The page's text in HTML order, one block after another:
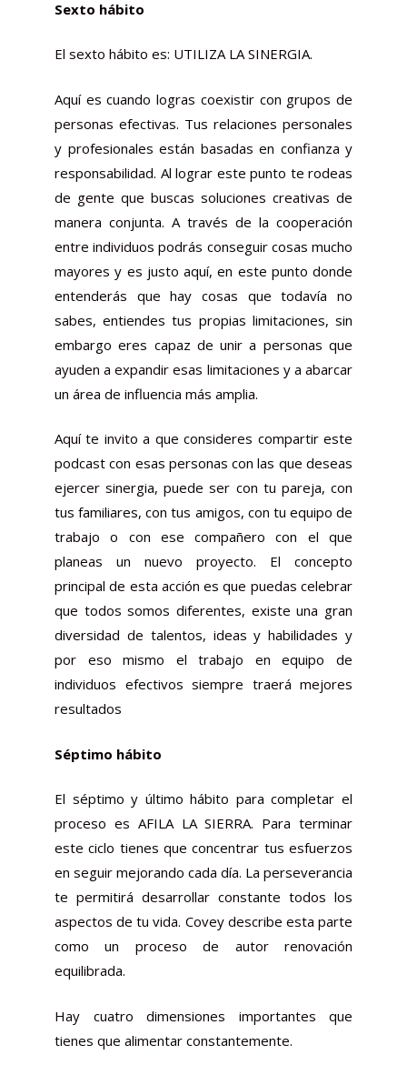
Sexto hábito
El sexto hábito es: UTILIZA LA SINERGIA.
Aquí es cuando logras coexistir con grupos de
personas efectivas. Tus relaciones personales
y profesionales están basadas en confianza y
responsabilidad. Al lograr este punto te rodeas
de gente que buscas soluciones creativas de
manera conjunta. A través de la cooperación
entre individuos podrás conseguir cosas mucho
mayores y es justo aquí, en este punto donde
entenderás que hay cosas que todavía no
sabes, entiendes tus propias limitaciones, sin
embargo eres capaz de unir a personas que
ayuden a expandir esas limitaciones y a abarcar
un área de influencia más amplia.
Aquí te invito a que consideres compartir este
podcast con esas personas con las que deseas
ejercer sinergia, puede ser con tu pareja, con
tus familiares, con tus amigos, con tu equipo de
trabajo o con ese compañero con el que
planeas un nuevo proyecto. El concepto
principal de esta acción es que puedas celebrar
que todos somos diferentes, existe una gran
diversidad de talentos, ideas y habilidades y
por eso mismo el trabajo en equipo de
individuos efectivos siempre traerá mejores
resultados
Séptimo hábito
El séptimo y último hábito para completar el
proceso es AFILALA SIERRA. Para terminar
este ciclo tienes que concentrar tus esfuerzos
en seguir mejorando cada día. La perseverancia
te permitirá desarrollar constante todos los
aspectos de tu vida. Coveydescribe esta parte
como un proceso de autor renovación
equilibrada.
Hay cuatro dimensiones importantes que
tienes que alimentar constantemente.